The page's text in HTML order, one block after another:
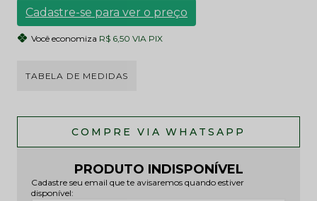
Cadastre-se para ver o preço
Você economiza R$ 6,50 VIA PIX
TABELA DE MEDIDAS
PRODUTO INDISPONÍVEL
Cadastre seu email que te avisaremos quando estiver
disponível: